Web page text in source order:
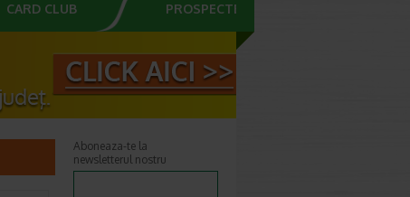
CARD CLUB PROSPECTE
Aboneaza-te la
newsletterul nostru